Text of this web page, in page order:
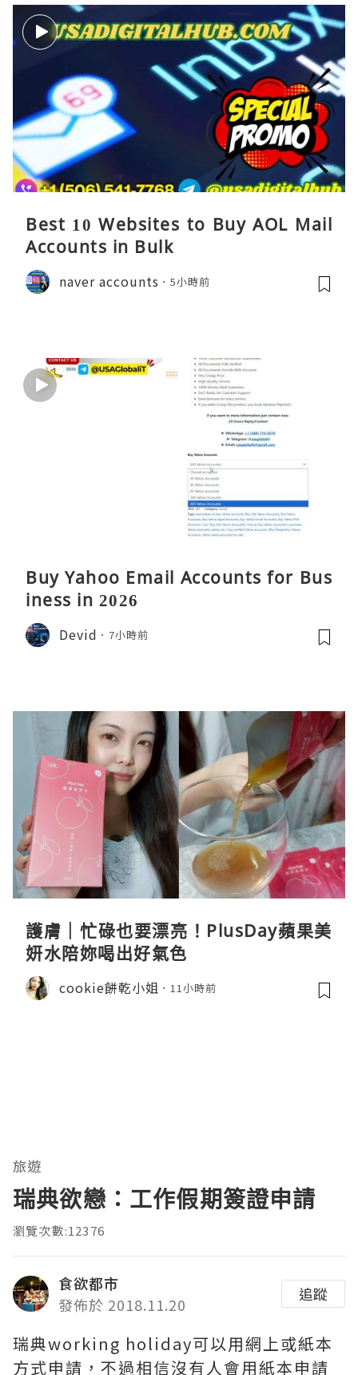
Best 10 Websites to Buy AOL Mail
Accounts in Bulk
naver accounts 5小時前
Buy Yahoo Email Accounts for Bus
iness in 2026
Devid 7小時前
護膚｜忙碌也要漂亮！PlusDay蘋果美
妍水陪妳喝出好氣色
cookie餅乾小姐 11小時前
旅遊
瑞典欲戀：工作假期簽證申請
瀏覽次數:12376
食欲都市
發佈於 2018.11.20
追蹤
瑞典working holiday可以用網上或紙本
方式申請，不過相信沒有人會用紙本申請